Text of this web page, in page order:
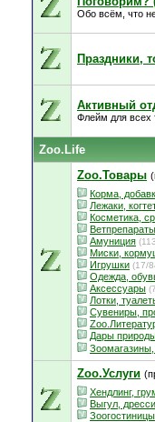
Обо всём, что
Праздники,
Активный
Флейм для всех
Zoo.Life
Zoo.Товары
Корма,
Лежаки,
Косметика,
Амуниция
Миски,
Игрушки (17/
Одежда,
Аксессуары
Лотки,
Сувениры,
Дары
Zoo.Услуги
Хендлинг,
Выгул,